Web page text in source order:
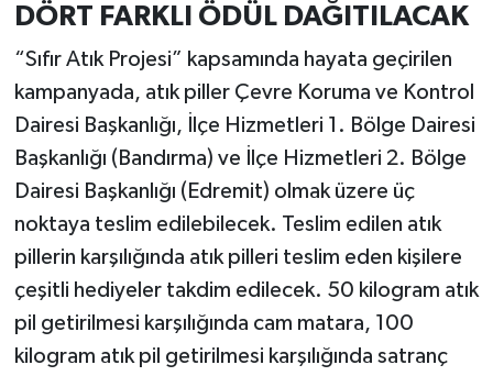
DÖRT FARKLI ÖDÜL DAĞITILACAK
“Sıfır Atık Projesi” kapsamında hayata geçirilen
kampanyada, atık piller Çevre Koruma ve Kontrol
Dairesi Başkanlığı, İlçe Hizmetleri 1. Bölge Dairesi
Başkanlığı (Bandırma) ve İlçe Hizmetleri 2. Bölge
Dairesi Başkanlığı (Edremit) olmak üzere üç
noktaya teslim edilebilecek. Teslim edilen atık
pillerin karşılığında atık pilleri teslim eden kişilere
çeşitli hediyeler takdim edilecek. 50 kilogram atık
pil getirilmesi karşılığında cam matara, 100
kilogram atık pil getirilmesi karşılığında satranç